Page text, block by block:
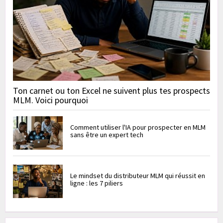
Ton carnet ou ton Excel ne suivent plus tes prospects
MLM. Voici pourquoi
Comment utiliser l'IA pour prospecter en MLM
sans être un expert tech
Le mindset du distributeur MLM qui réussit en
ligne : les 7 piliers